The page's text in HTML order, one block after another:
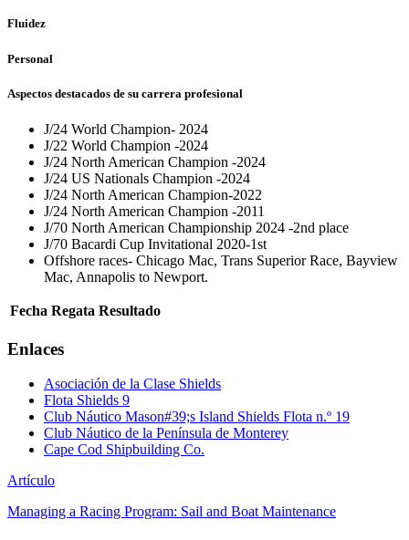
Fluidez
Personal
Aspectos destacados de su carrera profesional
J/24 World Champion- 2024
J/22 World Champion -2024
J/24 North American Champion -2024
J/24 US Nationals Champion -2024
J/24 North American Champion-2022
J/24 North American Champion -2011
J/70 North American Championship 2024 -2nd place
J/70 Bacardi Cup Invitational 2020-1st
Offshore races- Chicago Mac, Trans Superior Race, Bayview
Mac, Annapolis to Newport.
Fecha Regata Resultado
Enlaces
Asociación de la Clase Shields
Flota Shields 9
Club Náutico Mason#39;s Island Shields Flota n.º 19
Club Náutico de la Península de Monterey
Cape Cod Shipbuilding Co.
Artículo
Managing a Racing Program: Sail and Boat Maintenance